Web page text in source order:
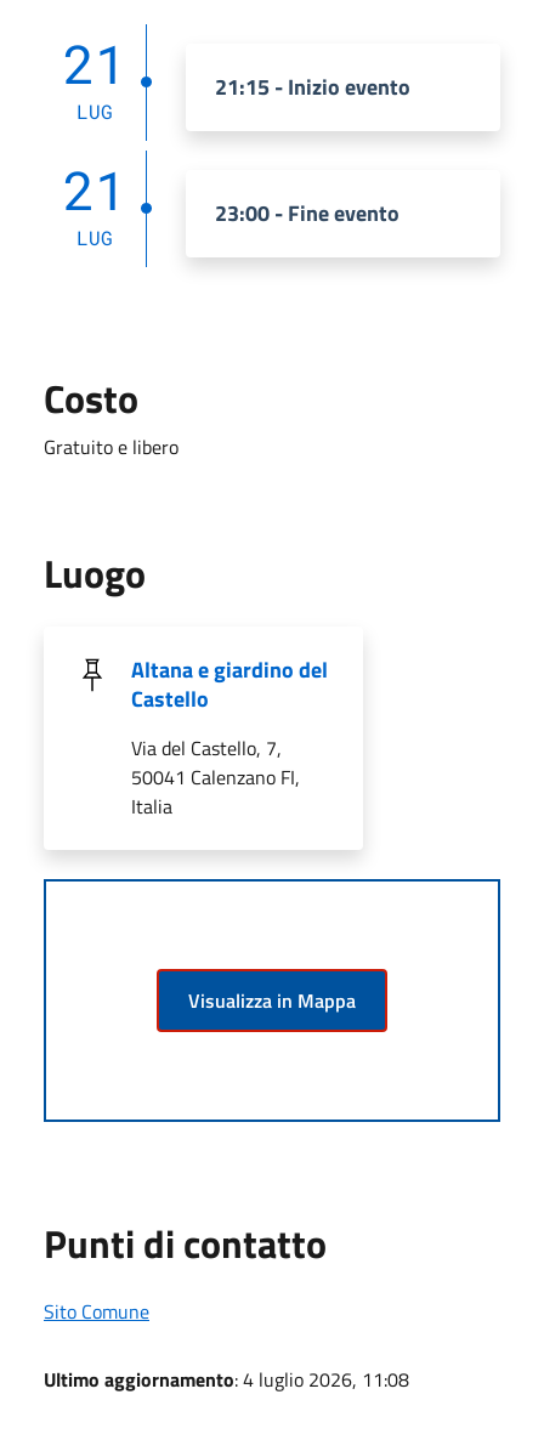
21
LUG
21:15 - Inizio evento
21
LUG
23:00 - Fine evento
Costo
Gratuito e libero
Luogo
Altana e giardino del
Castello
Via del Castello, 7,
50041 Calenzano FI,
Italia
Visualizza in Mappa
Punti di contatto
Sito Comune
Ultimo aggiornamento: 4 luglio 2026, 11:08